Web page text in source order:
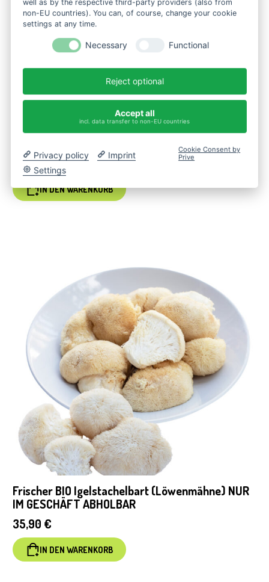
Bio-Huaier (Trametes r.) / 100 ml BIO
Flüssigextrakt / Tiroler Glückspilze
85,90€
IN DEN WARENKORB
Frischer BIO Igelstachelbart (Löwenmähne) NUR
IM GESCHÄFT ABHOLBAR
35,90 €
IN DEN WARENKORB
well as by the respective third-party providers (also from
non-EU countries). You can, of course, change your cookie
settings at any time.
Necessary Functional
Reject optional
Accept all
incl. data transfer to non-EU countries
Privacy policy
Imprint
Settings
Cookie Consent by
Prive